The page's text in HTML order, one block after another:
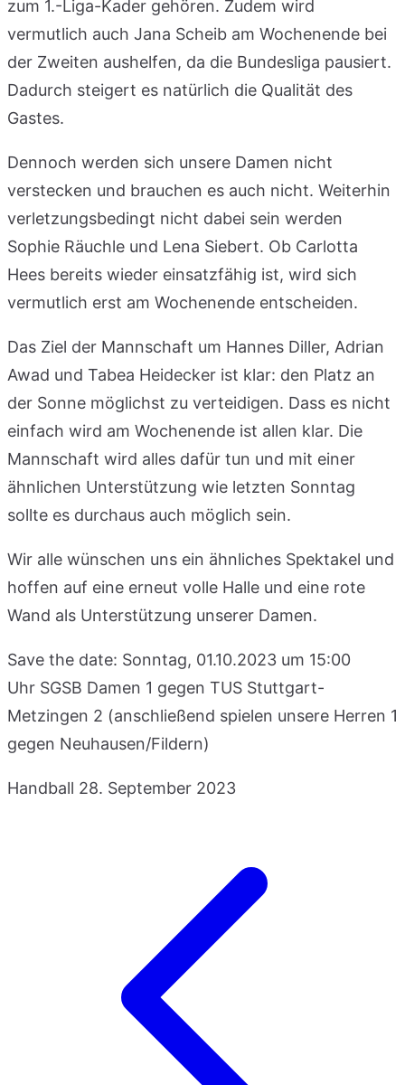
zum 1.-Liga-Kader gehören. Zudem wird
vermutlich auch Jana Scheib am Wochenende bei
der Zweiten aushelfen, da die Bundesliga pausiert.
Dadurch steigert es natürlich die Qualität des
Gastes.
Dennoch werden sich unsere Damen nicht
verstecken und brauchen es auch nicht. Weiterhin
verletzungsbedingt nicht dabei sein werden
Sophie Räuchle und Lena Siebert. Ob Carlotta
Hees bereits wieder einsatzfähig ist, wird sich
vermutlich erst am Wochenende entscheiden.
Das Ziel der Mannschaft um Hannes Diller, Adrian
Awad und Tabea Heidecker ist klar: den Platz an
der Sonne möglichst zu verteidigen. Dass es nicht
einfach wird am Wochenende ist allen klar. Die
Mannschaft wird alles dafür tun und mit einer
ähnlichen Unterstützung wie letzten Sonntag
sollte es durchaus auch möglich sein.
Wir alle wünschen uns ein ähnliches Spektakel und
hoffen auf eine erneut volle Halle und eine rote
Wand als Unterstützung unserer Damen.
Save the date: Sonntag, 01.10.2023 um 15:00
Uhr SGSB Damen 1 gegen TUS Stuttgart-
Metzingen 2 (anschließend spielen unsere Herren 1
gegen Neuhausen/Fildern)
Handball 28. September 2023